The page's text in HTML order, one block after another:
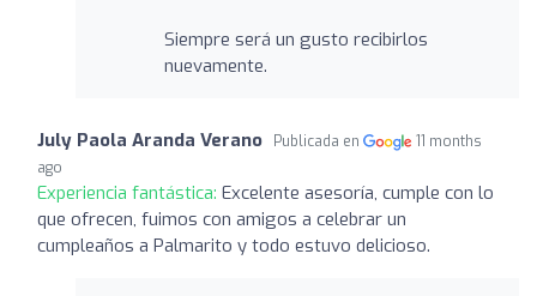
Siempre será un gusto recibirlos
nuevamente.
July Paola Aranda Verano Publicada en
11 months
ago
Experiencia fantástica: Excelente asesoría, cumple con lo
que ofrecen, fuimos con amigos a celebrar un
cumpleaños a Palmarito y todo estuvo delicioso.